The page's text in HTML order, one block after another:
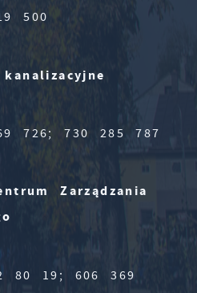
500
726; 730 285 787
Zarządzania
80 19; 606 369